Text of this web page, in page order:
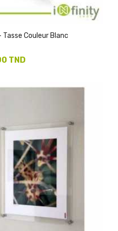
Tasse Couleur Blanc
TND